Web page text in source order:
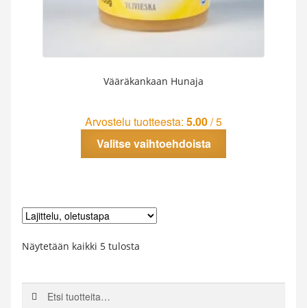
Vääräkankaan Hunaja
Arvostelu tuotteesta: 5.00/ 5
Valitse vaihtoehdoista
Näytetään kaikki 5 tulosta
Etsi:Haku